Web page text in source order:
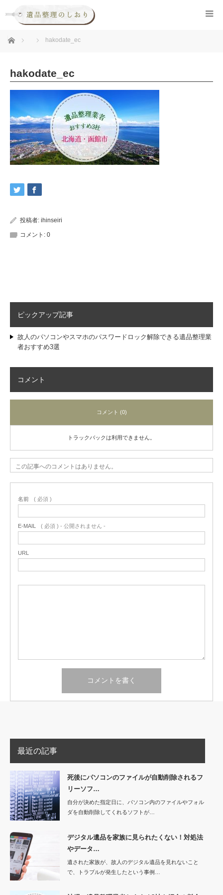
ホーム hakodate_ec
hakodate_ec
投稿者: ihinseiri
コメント: 0
ピックアップ記事
故人のパソコンやスマホのパスワードロック解除できる遺品整理業
者おすすめ3選
コメント
コメント (0)
トラックバックは利用できません。
この記事へのコメントはありません。
名前 ( 必須 )
E-MAIL ( 必須 ) - 公開されません -
URL
最近の記事
死後にパソコンのファイルが自動削除されるフ
リーソフ…
自分が決めた指定日に、パソコン内のファイルやフォル
ダを自動削除してくれるソフトが…
デジタル遺品を家族に見られたくない！対処法
やデータ…
遺された家族が、故人のデジタル遺品を見れないこと
で、トラブルが発生したという事例…